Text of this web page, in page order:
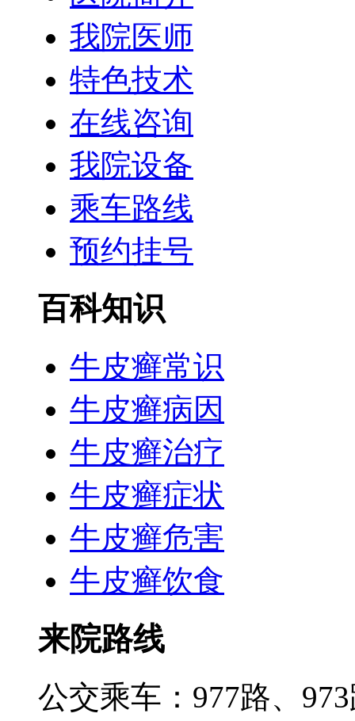
我院医师
特色技术
在线咨询
我院设备
乘车路线
预约挂号
百科知识
牛皮癣常识
牛皮癣病因
牛皮癣治疗
牛皮癣症状
牛皮癣危害
牛皮癣饮食
来院路线
公交乘车：977路、